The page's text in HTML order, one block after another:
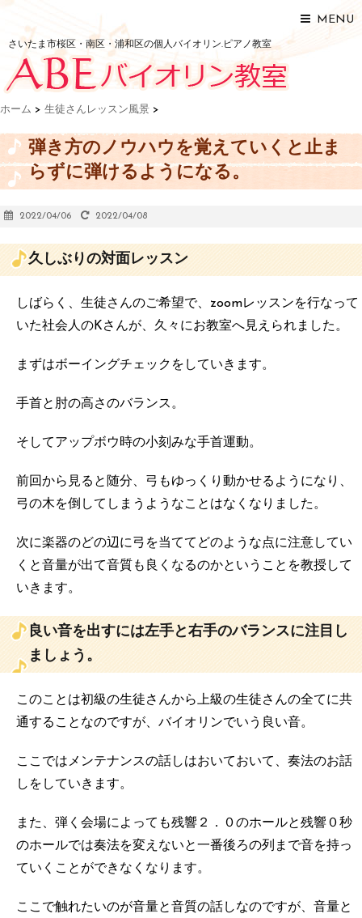
MENU
さいたま市桜区・南区・浦和区の個人バイオリン.ピアノ教室
ホーム > 生徒さんレッスン風景 >
弾き方のノウハウを覚えていくと止ま
らずに弾けるようになる。
2022/04/06 2022/04/08
久しぶりの対面レッスン
しばらく、生徒さんのご希望で、zoomレッスンを行なって
いた社会人のKさんが、久々にお教室へ見えられました。
まずはボーイングチェックをしていきます。
手首と肘の高さのバランス。
そしてアップボウ時の小刻みな手首運動。
前回から見ると随分、弓もゆっくり動かせるようになり、
弓の木を倒してしまうようなことはなくなりました。
次に楽器のどの辺に弓を当ててどのような点に注意してい
くと音量が出て音質も良くなるのかということを教授して
いきます。
良い音を出すには左手と右手のバランスに注目し
ましょう。
このことは初級の生徒さんから上級の生徒さんの全てに共
通することなのですが、バイオリンでいう良い音。
ここではメンテナンスの話しはおいておいて、奏法のお話
しをしていきます。
また、弾く会場によっても残響２．０のホールと残響０秒
のホールでは奏法を変えないと一番後ろの列まで音を持っ
ていくことができなくなります。
ここで触れたいのが音量と音質の話しなのですが、音量と